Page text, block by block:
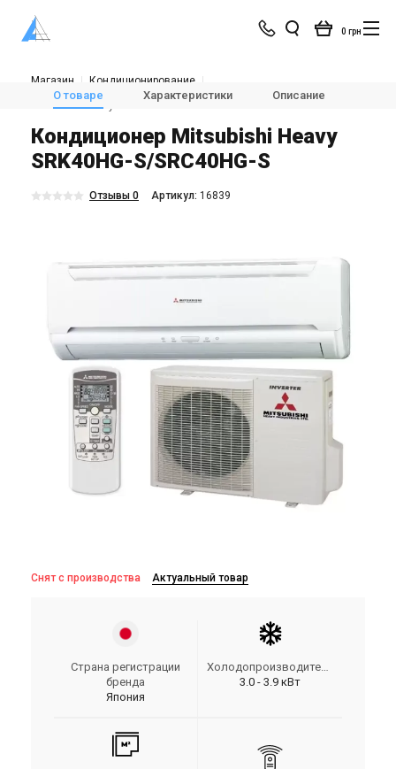
0 грн
Магазин
Кондиционирование
Кондиционеры и сплит-системы
Настенные кондиционеры
О товаре Характеристики Описание
Кондиционер Mitsubishi Heavy
SRK40HG-S/SRC40HG-S
Отзывы 0 Aртикул: 16839
Снят с производства Актуальный товар
Страна регистрации
бренда
Япония
Холодопроизводительность
3.0 - 3.9 кВт